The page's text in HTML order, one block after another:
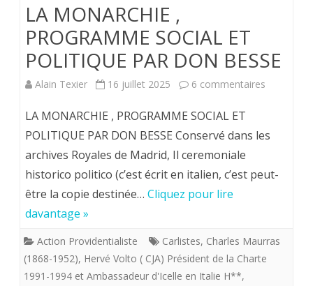
LA MONARCHIE ,
PROGRAMME SOCIAL ET
POLITIQUE PAR DON BESSE
Alain Texier 16 juillet 2025 6 commentaires
LA MONARCHIE , PROGRAMME SOCIAL ET
POLITIQUE PAR DON BESSE Conservé dans les
archives Royales de Madrid, Il ceremoniale
historico politico (c’est écrit en italien, c’est peut-
être la copie destinée… Cliquez pour lire
davantage »
Action Providentialiste Carlistes, Charles Maurras
(1868-1952), Hervé Volto ( CJA) Président de la Charte
1991-1994 et Ambassadeur d'Icelle en Italie H**,